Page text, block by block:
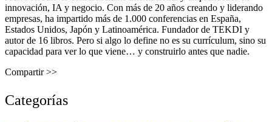
innovación, IA y negocio. Con más de 20 años creando y liderando
empresas, ha impartido más de 1.000 conferencias en España,
Estados Unidos, Japón y Latinoamérica. Fundador de TEKDI y
autor de 16 libros. Pero si algo lo define no es su currículum, sino su
capacidad para ver lo que viene… y construirlo antes que nadie.
Compartir >>
Categorías